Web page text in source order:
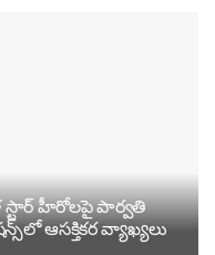
హీరోలపై పార్వతి
ఆసక్తికర వ్యాఖ్యలు